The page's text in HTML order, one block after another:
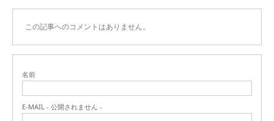
この記事へのコメントはありません。
名前
E-MAIL - 公開されません -